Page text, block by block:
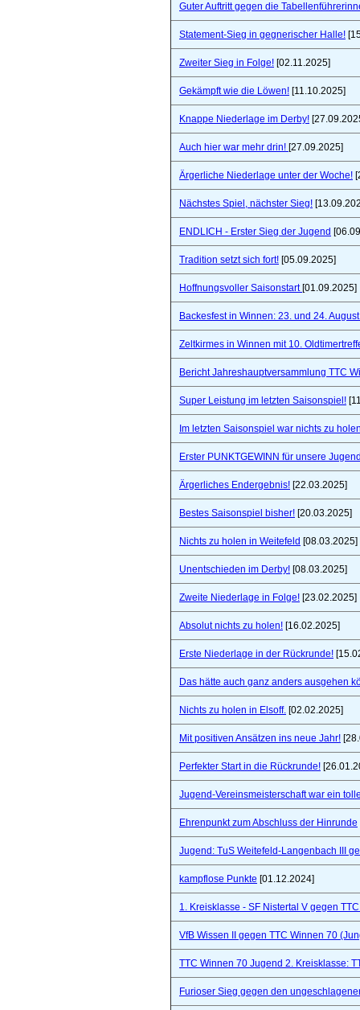
Guter Auftritt gegen die
Statement-Sieg in gegnerischer Halle!
Zweiter Sieg in Folge! [02.11.2025]
Gekämpft wie die Löwen! [11.10.2025]
Knappe Niederlage im Derby!
Auch hier war mehr drin! [27.09.2025]
Ärgerliche Niederlage unter der Woche!
Nächstes Spiel, nächster Sieg!
ENDLICH - Erster Sieg der Jugend
Tradition setzt sich fort! [05.09.2025]
Hoffnungsvoller Saisonstart [01.09.2025]
Backesfest in Winnen: 23. und 24.
Zeltkirmes in Winnen mit 10.
Bericht Jahreshauptversammlung TTC
Super Leistung im letzten Saisonspiel!
Im letzten Saisonspiel war nichts zu
Erster PUNKTGEWINN für unsere
Ärgerliches Endergebnis! [22.03.2025]
Bestes Saisonspiel bisher! [20.03.2025]
Nichts zu holen in Weitefeld [08.03.2025]
Unentschieden im Derby! [08.03.2025]
Zweite Niederlage in Folge! [23.02.2025]
Absolut nichts zu holen! [16.02.2025]
Erste Niederlage in der Rückrunde!
Das hätte auch ganz anders ausgehen
Nichts zu holen in Elsoff. [02.02.2025]
Mit positiven Ansätzen ins neue Jahr!
Perfekter Start in die Rückrunde!
Jugend-Vereinsmeisterschaft war ein
Ehrenpunkt zum Abschluss der Hinrunde
Jugend: TuS Weitefeld-Langenbach III
kampflose Punkte [01.12.2024]
1. Kreisklasse - SF Nistertal V gegen
VfB Wissen II gegen TTC Winnen 70
TTC Winnen 70 Jugend 2. Kreisklasse:
Furioser Sieg gegen den